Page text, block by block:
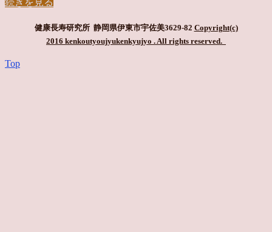
健康長寿研究所 静岡県伊東市宇佐美3629-82 Copyright(c)
2016 kenkoutyoujyukenkyujyo . All rights reserved.
Top